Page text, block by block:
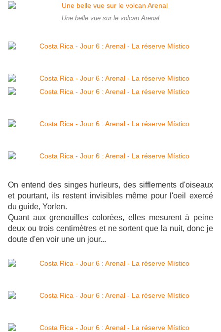
Une belle vue sur le volcan Arenal
On entend des singes hurleurs, des sifflements d'oiseaux
et pourtant, ils restent invisibles même pour l'oeil exercé
du guide, Yorlen.
Quant aux grenouilles colorées, elles mesurent à peine
deux ou trois centimètres et ne sortent que la nuit, donc je
doute d'en voir une un jour...